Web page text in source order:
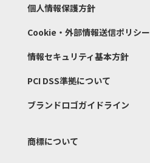
個人情報保護方針
Cookie・外部情報送信ポリシー
情報セキュリティ基本方針
PCI DSS準拠について
ブランドロゴガイドライン
商標について